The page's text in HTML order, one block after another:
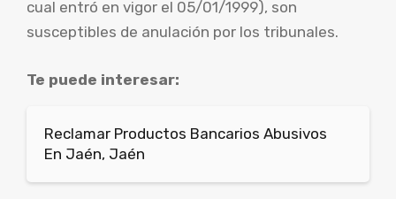
cual entró en vigor el 05/01/1999), son
susceptibles de anulación por los tribunales.
Te puede interesar:
Reclamar Productos Bancarios Abusivos
En Jaén, Jaén